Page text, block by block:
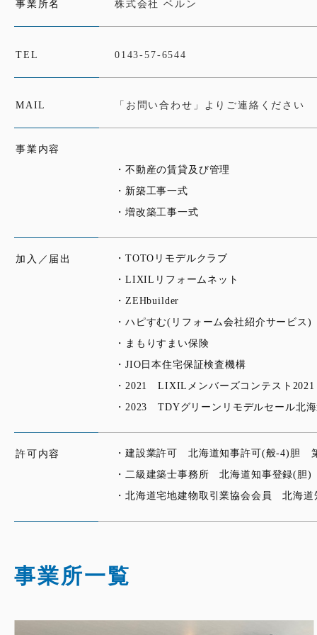
事業所名 株式会社 ベルン
TEL 0143-57-6544
MAIL 「お問い合わせ」よりご連絡ください
事業内容
・不動産の賃貸及び管理
・新築工事一式
・増改築工事一式
加入／届出
・TOTOリモデルクラブ
・LIXILリフォームネット
・ZEHbuilder
・ハピすむ(リフォーム会社紹介サービス)
・まもりすまい保険
・JIO日本住宅保証検査機構
・2021 LIXILメンバーズコンテスト
・2023 TDYグリーンリモデルセール
許可内容
・建設業許可 北海道知事許可(般-4)胆
・二級建築士事務所 北海道知事登録(胆
・北海道宅地建物取引業協会会員 北海
事業所一覧